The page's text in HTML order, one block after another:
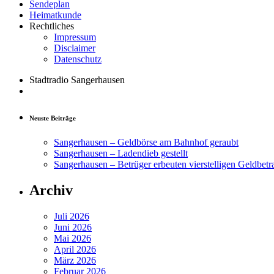
Sendeplan
Heimatkunde
Rechtliches
Impressum
Disclaimer
Datenschutz
Stadtradio Sangerhausen
Neuste Beiträge
Sangerhausen – Geldbörse am Bahnhof geraubt
Sangerhausen – Ladendieb gestellt
Sangerhausen – Betrüger erbeuten vierstelligen
Archiv
Juli 2026
Juni 2026
Mai 2026
April 2026
März 2026
Februar 2026